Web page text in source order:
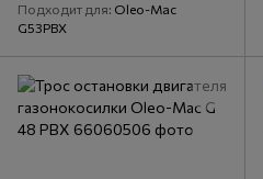
Подходит для Oleo-Mac
G53PBX